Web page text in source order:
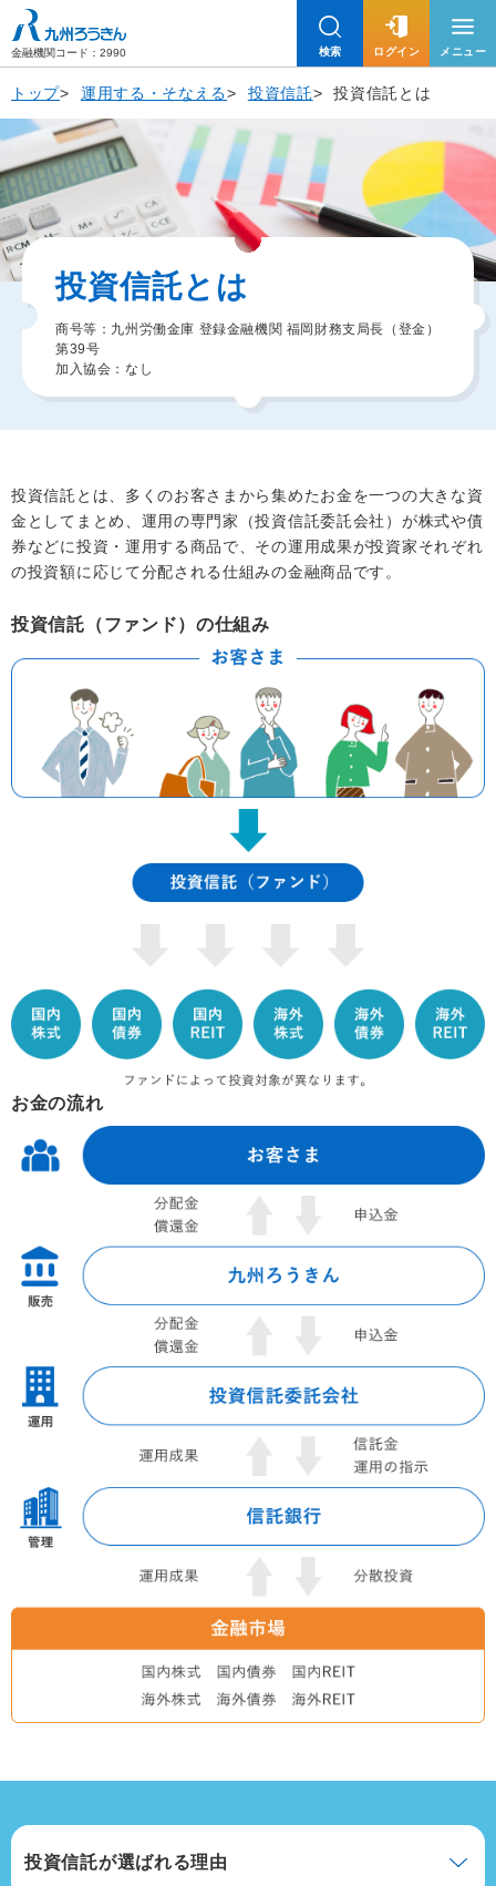
金融機関コード：2990 検索 ログイン メニュー
トップ 運用する・そなえる 投資信託 投資信託とは
投資信託とは
商号等：九州労働金庫 登録金融機関 福岡財務支局長（登金）
第39号
加入協会：なし
投資信託とは、多くのお客さまから集めたお金を一つの大きな資
金としてまとめ、運用の専門家（投資信託委託会社）が株式や債
券などに投資・運用する商品で、その運用成果が投資家それぞれ
の投資額に応じて分配される仕組みの金融商品です。
投資信託（ファンド）の仕組み
お金の流れ
投資信託が選ばれる理由